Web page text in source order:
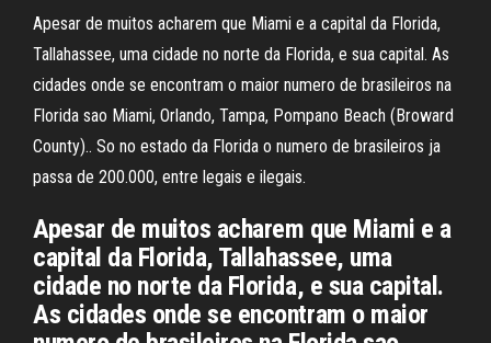
Apesar de muitos acharem que Miami e a capital da Florida,
Tallahassee, uma cidade no norte da Florida, e sua capital. As
cidades onde se encontram o maior numero de brasileiros na
Florida sao Miami, Orlando, Tampa, Pompano Beach (Broward
County).. So no estado da Florida o numero de brasileiros ja
passa de 200.000, entre legais e ilegais.
Apesar de muitos acharem que Miami e a
capital da Florida, Tallahassee, uma
cidade no norte da Florida, e sua capital.
As cidades onde se encontram o maior